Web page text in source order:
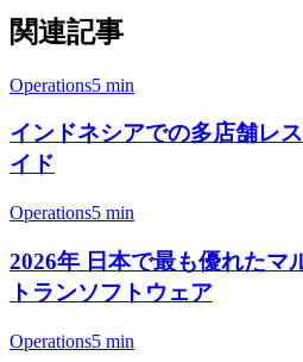
関連記事
Operations5 min
インドネシアでの多店舗レ
イド
Operations5 min
2026年 日本で最も優れたマ
トランソフトウェア
Operations5 min